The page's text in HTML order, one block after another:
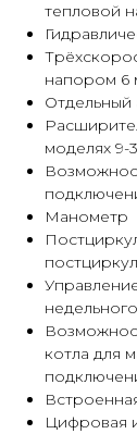
тепловой
напором 6
Отдельный
моделях 9-
Манометр
котла для
Цифровая